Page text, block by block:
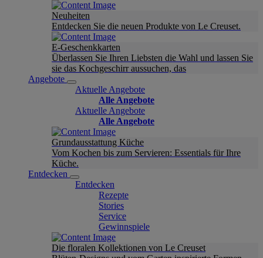
Neuheiten
Entdecken Sie die neuen Produkte von Le Creuset.
E-Geschenkkarten
Überlassen Sie Ihren Liebsten die Wahl und lassen Sie
sie das Kochgeschirr aussuchen, das
Angebote
Aktuelle Angebote
Alle Angebote
Aktuelle Angebote
Alle Angebote
Grundausstattung Küche
Vom Kochen bis zum Servieren: Essentials für Ihre
Küche.
Entdecken
Entdecken
Rezepte
Stories
Service
Gewinnspiele
Die floralen Kollektionen von Le Creuset